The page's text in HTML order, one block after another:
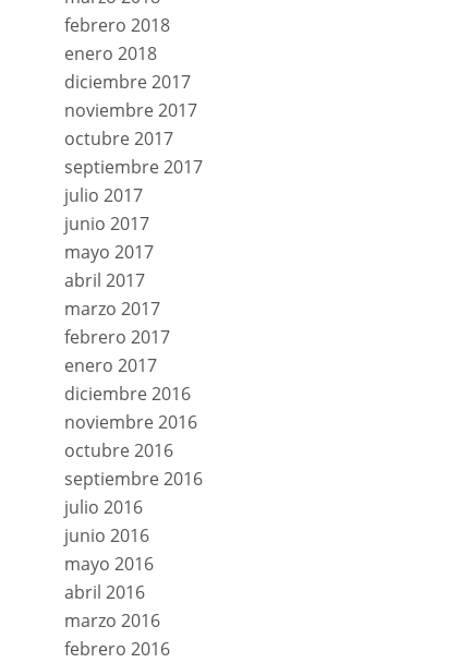
febrero 2018
enero 2018
diciembre 2017
noviembre 2017
octubre 2017
septiembre 2017
julio 2017
junio 2017
mayo 2017
abril 2017
marzo 2017
febrero 2017
enero 2017
diciembre 2016
noviembre 2016
octubre 2016
septiembre 2016
julio 2016
junio 2016
mayo 2016
abril 2016
marzo 2016
febrero 2016